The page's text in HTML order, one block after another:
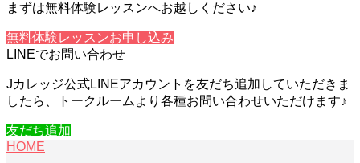
まずは無料体験レッスンへお越しください♪
無料体験レッスンお申し込み
LINEでお問い合わせ
Jカレッジ公式LINEアカウントを友だち追加していただきま
したら、トークルームより各種お問い合わせいただけます♪
友だち追加
HOME